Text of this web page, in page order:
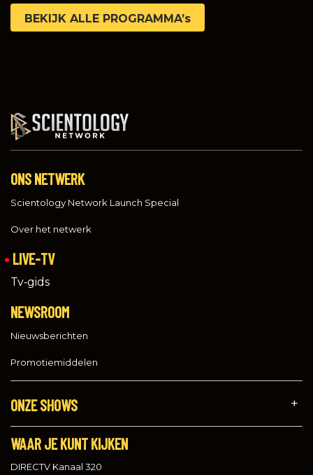
BEKIJK ALLE PROGRAMMA’s
ONS NETWERK
Scientology Network Launch Special
Over het netwerk
LIVE-TV
Tv‑gids
NEWSROOM
Nieuwsberichten
Promotiemiddelen
ONZE SHOWS
WAAR JE KUNT KIJKEN
DIRECTV Kanaal 320